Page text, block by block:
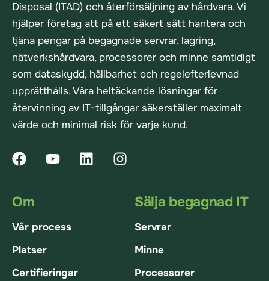
Disposal (ITAD) och återförsäljning av hårdvara. Vi
hjälper företag att på ett säkert sätt hantera och
tjäna pengar på begagnade servrar, lagring,
nätverkshårdvara, processorer och minne samtidigt
som dataskydd, hållbarhet och regelefterlevnad
upprätthålls. Våra heltäckande lösningar för
återvinning av IT-tillgångar säkerställer maximalt
värde och minimal risk för varje kund.
Om
Vår process
Platser
Certifieringar
Sälja begagnad IT
Servrar
Minne
Processorer